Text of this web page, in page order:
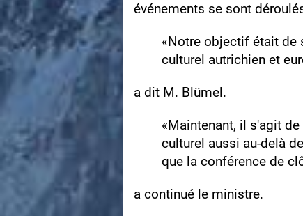
événements se sont
«Notre objectif était de
culturel autrichien et
a dit M. Blümel.
«Maintenant, il s'agit
culturel aussi au‑delà
que la conférence de
a continué le ministre.